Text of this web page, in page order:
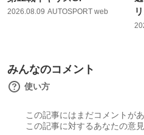
2026.08.09 AUTOSPORT web
みんなのコメント
使い方
この記事にはまだコメントがあ
この記事に対するあなたの意